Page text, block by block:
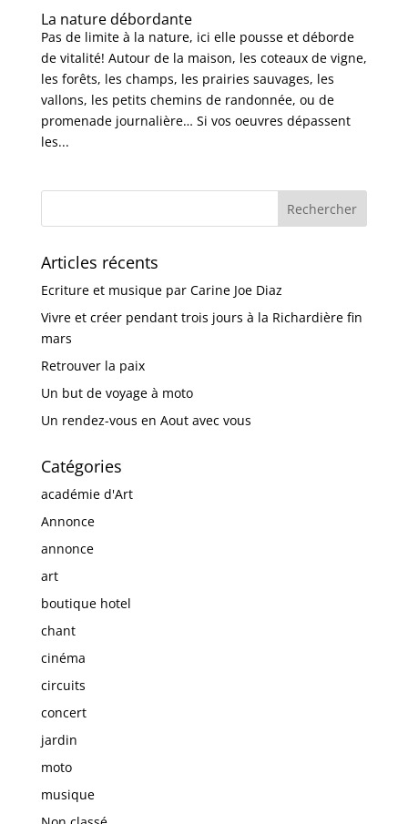
La nature débordante
Pas de limite à la nature, ici elle pousse et déborde
de vitalité! Autour de la maison, les coteaux de vigne,
les forêts, les champs, les prairies sauvages, les
vallons, les petits chemins de randonnée, ou de
promenade journalière… Si vos oeuvres dépassent
les...
Articles récents
Ecriture et musique par Carine Joe Diaz
Vivre et créer pendant trois jours à la Richardière fin
mars
Retrouver la paix
Un but de voyage à moto
Un rendez-vous en Aout avec vous
Catégories
académie d'Art
Annonce
annonce
art
boutique hotel
chant
cinéma
circuits
concert
jardin
moto
musique